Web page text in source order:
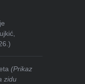
(Prikaz
zidu